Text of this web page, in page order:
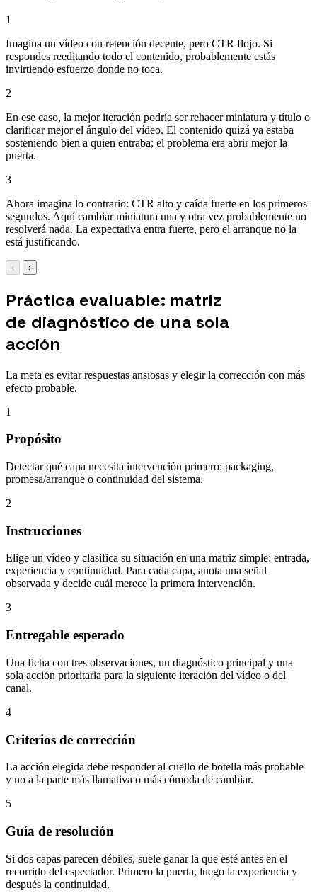
1
Imagina un vídeo con retención decente, pero CTR flojo. Si
respondes reeditando todo el contenido, probablemente estás
invirtiendo esfuerzo donde no toca.
2
En ese caso, la mejor iteración podría ser rehacer miniatura y título o
clarificar mejor el ángulo del vídeo. El contenido quizá ya estaba
sosteniendo bien a quien entraba; el problema era abrir mejor la
puerta.
3
Ahora imagina lo contrario: CTR alto y caída fuerte en los primeros
segundos. Aquí cambiar miniatura una y otra vez probablemente no
resolverá nada. La expectativa entra fuerte, pero el arranque no la
está justificando.
‹ ›
Práctica evaluable: matriz
de diagnóstico de una sola
acción
La meta es evitar respuestas ansiosas y elegir la corrección con más
efecto probable.
1
Propósito
Detectar qué capa necesita intervención primero: packaging,
promesa/arranque o continuidad del sistema.
2
Instrucciones
Elige un vídeo y clasifica su situación en una matriz simple: entrada,
experiencia y continuidad. Para cada capa, anota una señal
observada y decide cuál merece la primera intervención.
3
Entregable esperado
Una ficha con tres observaciones, un diagnóstico principal y una
sola acción prioritaria para la siguiente iteración del vídeo o del
canal.
4
Criterios de corrección
La acción elegida debe responder al cuello de botella más probable
y no a la parte más llamativa o más cómoda de cambiar.
5
Guía de resolución
Si dos capas parecen débiles, suele ganar la que esté antes en el
recorrido del espectador. Primero la puerta, luego la experiencia y
después la continuidad.